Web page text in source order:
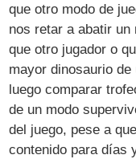
que otro modo de
nos retar a abatir
que otro jugador o
mayor dinosaurio
luego comparar
de un modo
del juego, pese a
contenido para días